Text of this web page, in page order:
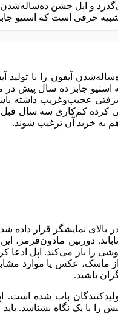
اولین آیفون در سال 2007، ده سالی
شبیه حرفی است که
و اپل جشن ده‌ساله‌شدن آیفون
استیو جابز ده سال پیش
عجیب‌و‌غریب داشته
سعی کرده کم‌کاری سه سال
به خرید آن ترغیب شوند.
نمایشگر قرار داده
دوربین مادون‌قرمز، این
باز می‌کند. اپل ادعا
ماسک، عکس یا موارد
باشید.
را با یک نگاه بشناسد.